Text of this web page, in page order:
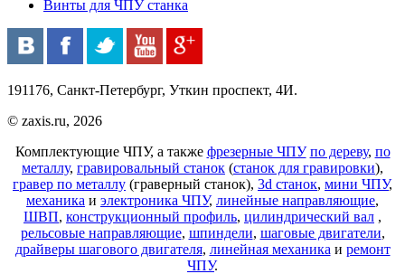
Винты для ЧПУ станка
191176, Санкт-Петербург, Уткин проспект, 4И.
© zaxis.ru, 2026
Комплектующие ЧПУ, а также фрезерные ЧПУ по дереву, по
металлу, гравировальный станок (станок для гравировки),
гравер по металлу (граверный станок), 3d станок, мини ЧПУ,
механика и электроника ЧПУ, линейные направляющие,
ШВП, конструкционный профиль, цилиндрический вал ,
рельсовые направляющие, шпиндели, шаговые двигатели,
драйверы шагового двигателя, линейная механика и ремонт
ЧПУ.